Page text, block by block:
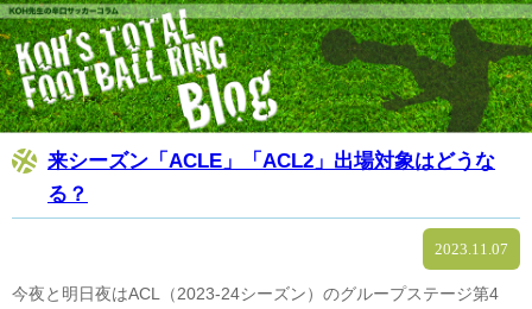
来シーズン「ACLE」「ACL2」出場対象はどうな
る？
2023.11.07
今夜と明日夜はACL（2023-24シーズン）のグループステージ第4